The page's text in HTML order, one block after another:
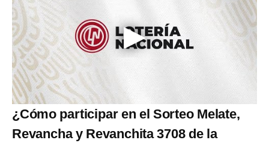
¿Cómo participar en el Sorteo Melate,
Revancha y Revanchita 3708 de la